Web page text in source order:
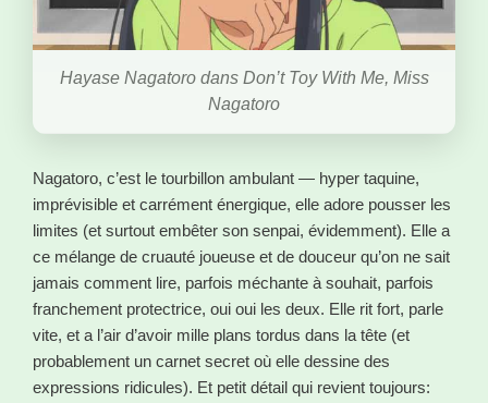
Hayase Nagatoro dans Don’t Toy With Me, Miss
Nagatoro
Nagatoro, c’est le tourbillon ambulant — hyper taquine,
imprévisible et carrément énergique, elle adore pousser les
limites (et surtout embêter son senpai, évidemment). Elle a
ce mélange de cruauté joueuse et de douceur qu’on ne sait
jamais comment lire, parfois méchante à souhait, parfois
franchement protectrice, oui oui les deux. Elle rit fort, parle
vite, et a l’air d’avoir mille plans tordus dans la tête (et
probablement un carnet secret où elle dessine des
expressions ridicules). Et petit détail qui revient toujours: